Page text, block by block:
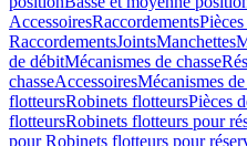
AccessoiresRaccordements
RaccordementsJointsManchettes
de débitMécanismes de chasse
chasseAccessoiresMécanismes
flotteursRobinets flotteursPièces
flotteursRobinets flotteurs pour
pour Robinets flotteurs pour